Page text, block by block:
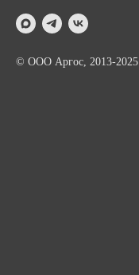
© ООО Аргос, 2013-2025